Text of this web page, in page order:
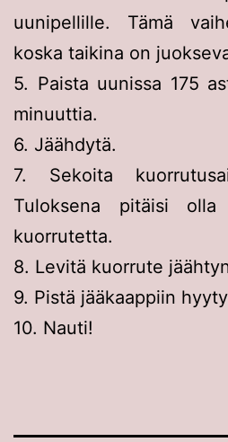
uunipellille. Tämä
koska taikina on
5. Paista uunissa 175
minuuttia.
6. Jäähdytä.
7. Sekoita
Tuloksena pitäisi olla
kuorrutetta.
8. Levitä kuorrute
9. Pistä jääkaappiin
10. Nauti!